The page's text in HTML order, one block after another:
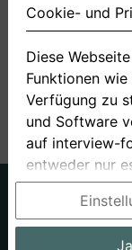
Du hast zu
+ Neue
Cookie- und
Diese
Funktionen
Verfügung zu
und Software
auf interview-
entweder nur
Cookies
Einstellungen
Privatsphäre-